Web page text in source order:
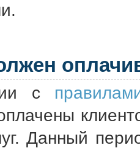
с
Данный